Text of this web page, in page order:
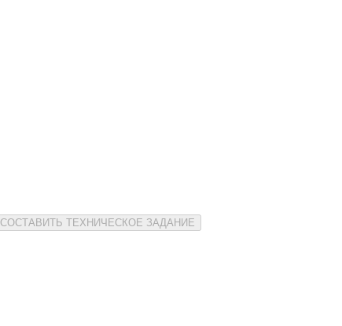
СОСТАВИТЬ ТЕХНИЧЕСКОЕ ЗАДАНИЕ